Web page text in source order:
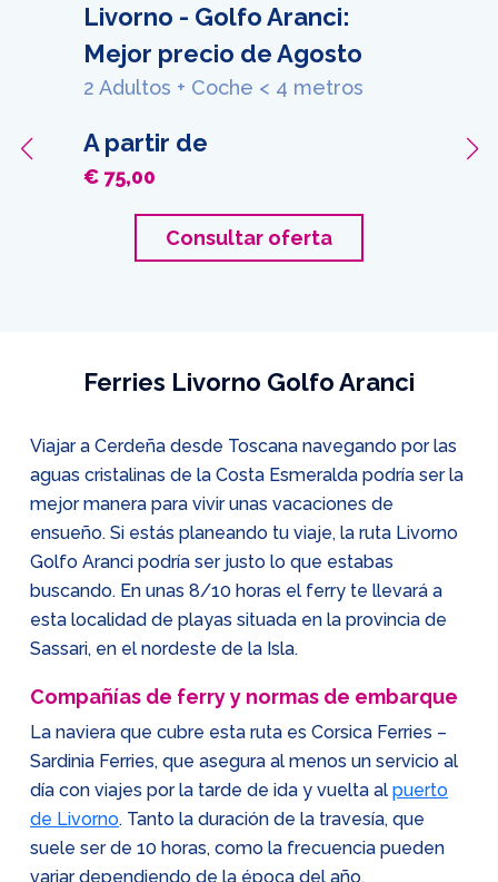
Livorno - Golfo Aranci:
Mejor precio de Agosto
2 Adultos + Coche < 4 metros
A partir de
€ 75,00
Consultar oferta
Ferries Livorno Golfo Aranci
Viajar a Cerdeña desde Toscana navegando por las
aguas cristalinas de la Costa Esmeralda podría ser la
mejor manera para vivir unas vacaciones de
ensueño. Si estás planeando tu viaje, la ruta Livorno
Golfo Aranci podría ser justo lo que estabas
buscando. En unas 8/10 horas el ferry te llevará a
esta localidad de playas situada en la provincia de
Sassari, en el nordeste de la Isla.
Compañías de ferry y normas de embarque
La naviera que cubre esta ruta es Corsica Ferries –
Sardinia Ferries, que asegura al menos un servicio al
día con viajes por la tarde de ida y vuelta al puerto
de Livorno. Tanto la duración de la travesía, que
suele ser de 10 horas, como la frecuencia pueden
variar dependiendo de la época del año.